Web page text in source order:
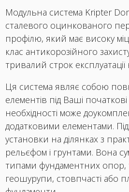
Модульна система Kripter
сталевого оцинкованого
профілю, який має високу
клас антикорозійного
тривалий строк експлуатації
Ця система являє собою
елементів під Ваші
необхідності може
додатковими елементами.
установки на ділянках з
рельєфом і грунтами. Вона
типами фундаментних опор,
геошурупи, стовпчасті або